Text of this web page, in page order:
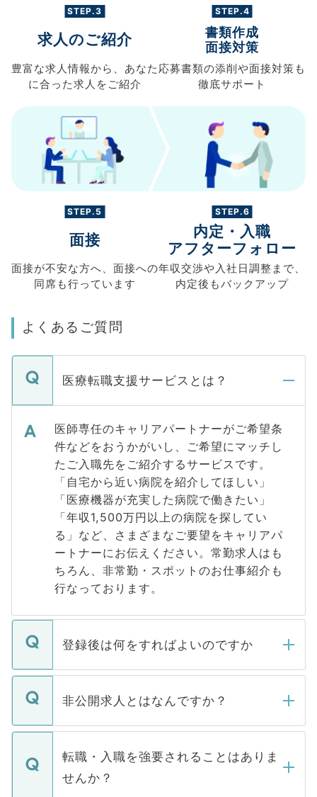
STEP.3
求人のご紹介
豊富な求人情報から、 あなた
に合った求人を ご紹介
STEP.4
書類作成
面接対策
応募書類の添削や面接対策も
徹底サポート
STEP.5
面接
面接が不安な方へ、 面接への
同席も行っています
STEP.6
内定・入職
アフターフォロー
年収交渉や入社日調整まで、
内定後もバックアップ
よくあるご質問
医療転職支援サービスとは？
医師専任のキャリアパートナーがご希望条
件などをおうかがいし、ご希望にマッチし
たご入職先をご紹介するサービスです。
「自宅から近い病院を紹介してほしい」
「医療機器が充実した病院で働きたい」
「年収1,500万円以上の病院を探してい
る」など、さまざまなご要望をキャリアパ
ートナーにお伝えください。常勤求人はも
ちろん、非常勤・スポットのお仕事紹介も
行なっております。
登録後は何をすればよいのですか
ご登録いただきましたら、弊社担当者がご
登録内容を確認し、その後メールもしくは
ます。通常、5営業日以内にはご連絡をせて
いただきますので、しばらくお待ちくださ
非公開求人とはなんですか？
マイナビDOCTORで取り扱っている求人の
うち約3割は、Webサイトからご覧いただ
けない「非公開求人」です。非公開求人は
下記の理由によって、一般には公開してい
転職・入職を強要されることはありま
せんか？